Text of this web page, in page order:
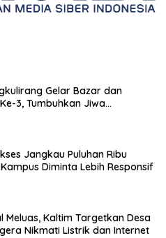
Gelar Bazar dan
3, Tumbuhkan Jiwa
Jangkau Puluhan Ribu
Diminta Lebih Responsif
Meluas, Kaltim Targetkan Desa
Nikmati Listrik dan Internet